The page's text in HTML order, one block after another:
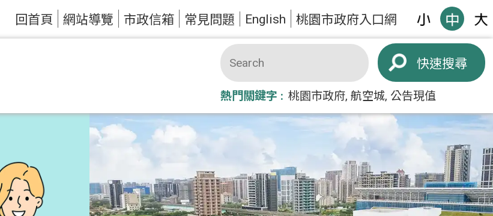
回首頁 網站導覽 市政信箱 常見問題 English 桃園市政府入口網
搜尋
熱門關鍵字 桃園市政府 航空城 公告現值